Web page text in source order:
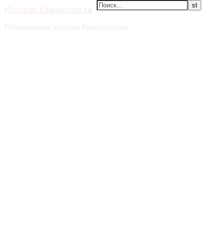
История Красногорска
Региональная история Красногорска.